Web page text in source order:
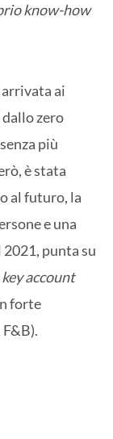
know-how
ai
zero
più
è stata
al futuro, la
e una
2021, punta su
key account
forte